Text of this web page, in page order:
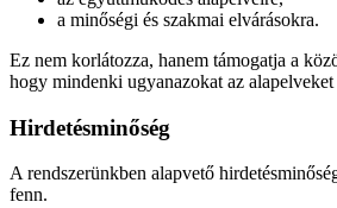
a minőségi és szakmai elvárásokra.
Ez nem korlátozza, hanem támogatja a
hogy mindenki ugyanazokat az alapelveket
Hirdetésminőség
A rendszerünkben alapvető
fenn.